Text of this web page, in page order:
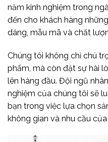
năm kinh nghiệm trong
đến cho khách hàng
dáng, mẫu mã và chất
Chúng tôi không chỉ chú
phẩm, mà còn đặt sự hài
lên hàng đầu. Đội ngũ
nghiệm của chúng tôi sẽ
bạn trong việc lựa chọn
không gian và nhu cầu của